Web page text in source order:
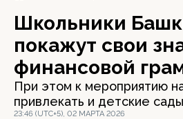
Школьники
покажут свои
финансовой
При этом к мероприятию
привлекать и детские
23:46 (UTC+5), 02 МАРТА 2026